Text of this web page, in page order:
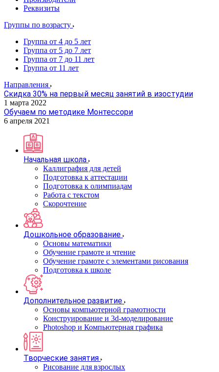
Реквизиты
Группы по возрасту
Группа от 4 до 5 лет
Группа от 5 до 7 лет
Группа от 7 до 11 лет
Группа от 11 лет
Направления
Скидка 30% на первый месяц занятий в изостудии
1 марта 2022
Обучаем по методике Монтессори
6 апреля 2021
Начальная школа
Каллиграфия для детей
Подготовка к аттестации
Подготовка к олимпиадам
Работа с текстом
Скорочтение
Дошкольное образование
Основы математики
Обучение грамоте и чтение
Обучение грамоте с элементами рисования
Подготовка к школе
Дополнительное развитие
Основы компьютерной грамотности
Конструирование и 3d-моделирование
Photoshop и Компьютерная графика
Творческие занятия
Рисование для взрослых